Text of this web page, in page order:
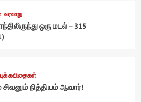
வரலாறு
ஒரு மடல் – 315
கவிதைகள்
சிவனும் நித்தியம் ஆவார்!